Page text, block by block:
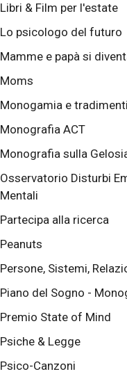
Libri & Film per l'estate
Lo psicologo del futuro
Mamme e papà si
Moms
Monogamia e tradimenti
Monografia ACT
Monografia sulla
Osservatorio Disturbi
Mentali
Partecipa alla ricerca
Peanuts
Persone, Sistemi,
Piano del Sogno -
Premio State of Mind
Psiche & Legge
Psico-Canzoni